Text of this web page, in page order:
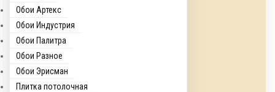
Обои Артекс
Обои Индустрия
Обои Палитра
Обои Разное
Обои Эрисман
Плитка потолочная